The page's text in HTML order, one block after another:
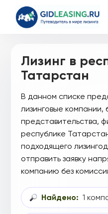
Лизинг в
Татарстан
В данном списке
лизинговые компании,
представительства,
республике
подходящего
отправить заявку
компанию без
Найдено: 1